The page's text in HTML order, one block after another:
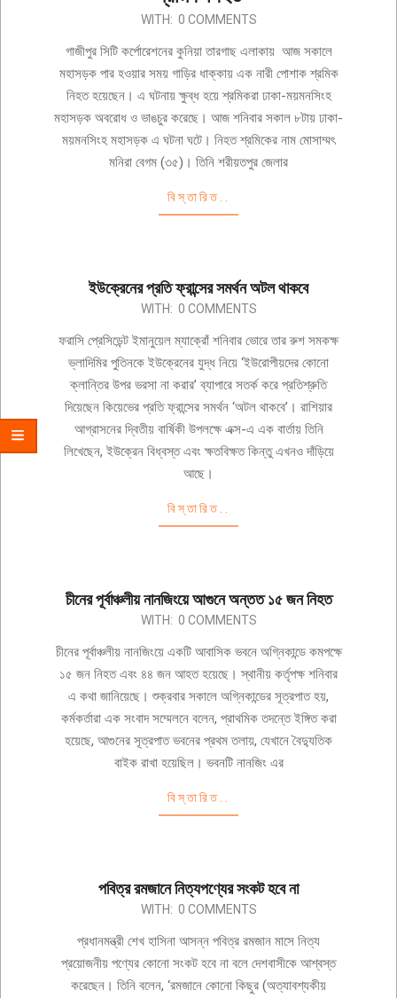
WITH: 0 COMMENTS
গাজীপুর সিটি কর্পোরেশনের কুনিয়া তারগাছ এলাকায় আজ সকালে
মহাসড়ক পার হওয়ার সময় গাড়ির ধাক্কায় এক নারী পোশাক শ্রমিক
নিহত হয়েছেন। এ ঘটনায় ক্ষুব্ধ হয়ে শ্রমিকরা ঢাকা-ময়মনসিংহ
মহাসড়ক অবরোধ ও ভাঙচুর করেছে। আজ শনিবার সকাল ৮টায় ঢাকা-
ময়মনসিংহ মহাসড়ক এ ঘটনা ঘটে। নিহত শ্রমিকের নাম মোসাম্মৎ
মনিরা বেগম (৩৫)। তিনি শরীয়তপুর জেলার
বিস্তারিত..
ইউক্রেনের প্রতি ফ্রান্সের সমর্থন অটল থাকবে
WITH: 0 COMMENTS
ফরাসি প্রেসিডেন্ট ইমানুয়েল ম্যাক্রোঁ শনিবার ভোরে তার রুশ সমকক্ষ
ভ্লাদিমির পুতিনকে ইউক্রেনের যুদ্ধ নিয়ে ‘ইউরোপীয়দের কোনো
ক্লান্তির উপর ভরসা না করার’ ব্যাপারে সতর্ক করে প্রতিশ্রুতি
দিয়েছেন কিয়েভের প্রতি ফ্রান্সের সমর্থন ‘অটল থাকবে’। রাশিয়ার
আগ্রাসনের দ্বিতীয় বার্ষিকী উপলক্ষে এক্স-এ এক বার্তায় তিনি
লিখেছেন, ইউক্রেন বিধ্বস্ত এবং ক্ষতবিক্ষত কিন্তু এখনও দাঁড়িয়ে
আছে।
বিস্তারিত..
চীনের পূর্বাঞ্চলীয় নানজিংয়ে আগুনে অন্তত ১৫ জন নিহত
WITH: 0 COMMENTS
চীনের পূর্বাঞ্চলীয় নানজিংয়ে একটি আবাসিক ভবনে অগ্নিকান্ডে কমপক্ষে
১৫ জন নিহত এবং ৪৪ জন আহত হয়েছে। স্থানীয় কর্তৃপক্ষ শনিবার
এ কথা জানিয়েছে। শুক্রবার সকালে অগ্নিকান্ডের সূত্রপাত হয়,
কর্মকর্তারা এক সংবাদ সম্মেলনে বলেন, প্রাথমিক তদন্তে ইঙ্গিত করা
হয়েছে, আগুনের সূত্রপাত ভবনের প্রথম তলায়, যেখানে বৈদ্যুতিক
বাইক রাখা হয়েছিল। ভবনটি নানজিং এর
বিস্তারিত..
পবিত্র রমজানে নিত্যপণ্যের সংকট হবে না
WITH: 0 COMMENTS
প্রধানমন্ত্রী শেখ হাসিনা আসন্ন পবিত্র রমজান মাসে নিত্য
প্রয়োজনীয় পণ্যের কোনো সংকট হবে না বলে দেশবাসীকে আশ্বস্ত
করেছেন। তিনি বলেন, ‘রমজানে কোনো কিছুর (অত্যাবশ্যকীয়